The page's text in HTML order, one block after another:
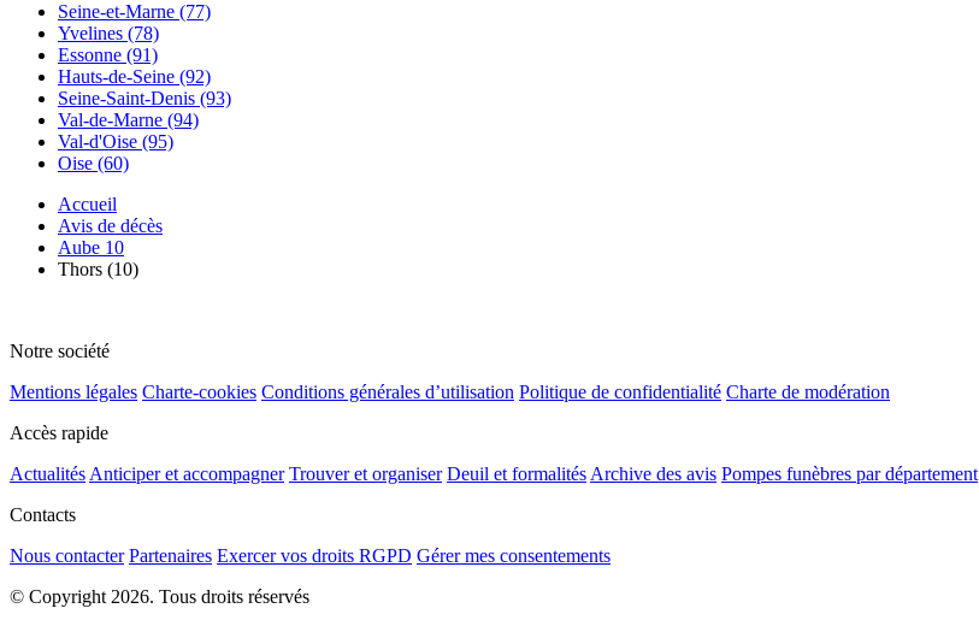
Seine-et-Marne (77)
Yvelines (78)
Essonne (91)
Hauts-de-Seine (92)
Seine-Saint-Denis (93)
Val-de-Marne (94)
Val-d'Oise (95)
Oise (60)
Accueil
Avis de décès
Aube 10
Thors (10)
Notre société
Mentions légales Charte-cookies Conditions générales d’utilisation Politique de confidentialité Charte de modération
Accès rapide
Actualités Anticiper et accompagner Trouver et organiser Deuil et formalités Archive des avis Pompes funèbres par département
Contacts
Nous contacter Partenaires Exercer vos droits RGPD Gérer mes consentements
© Copyright 2026. Tous droits réservés